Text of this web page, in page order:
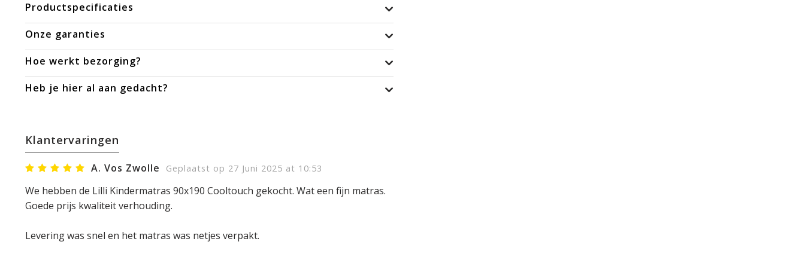
Productspecificaties
Onze garanties
Hoe werkt bezorging?
Heb je hier al aan gedacht?
Klantervaringen
A. Vos Zwolle Geplaatst op 27 Juni 2025 at 10:53
We hebben de Lilli Kindermatras 90x190 Cooltouch gekocht. Wat een fijn matras.
Goede prijs kwaliteit verhouding.
Levering was snel en het matras was netjes verpakt.